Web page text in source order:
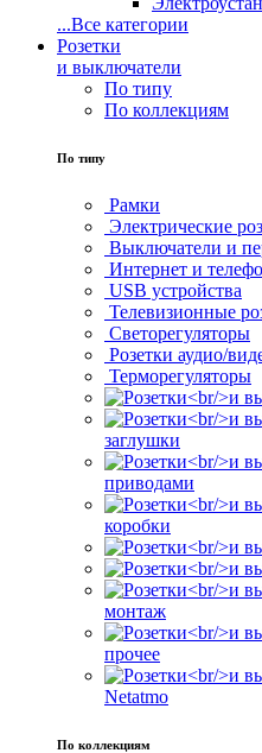
...Все категории
Розетки
и выключатели
По типу
По коллекциям
По типу
Рамки
Электрические
Выключатели и
Интернет и
USB устройства
Телевизионные
Светорегуляторы
Розетки аудио/
Терморегуляторы
заглушки
приводами
коробки
монтаж
прочее
Netatmo
По коллекциям